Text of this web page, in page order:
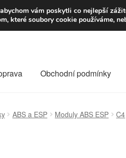
139,-Kč
Obchodní podmínky
ABS a ESP Moduly ABS ESP C4
vám poskytli co nejlepší
které soubory cookie používáme,